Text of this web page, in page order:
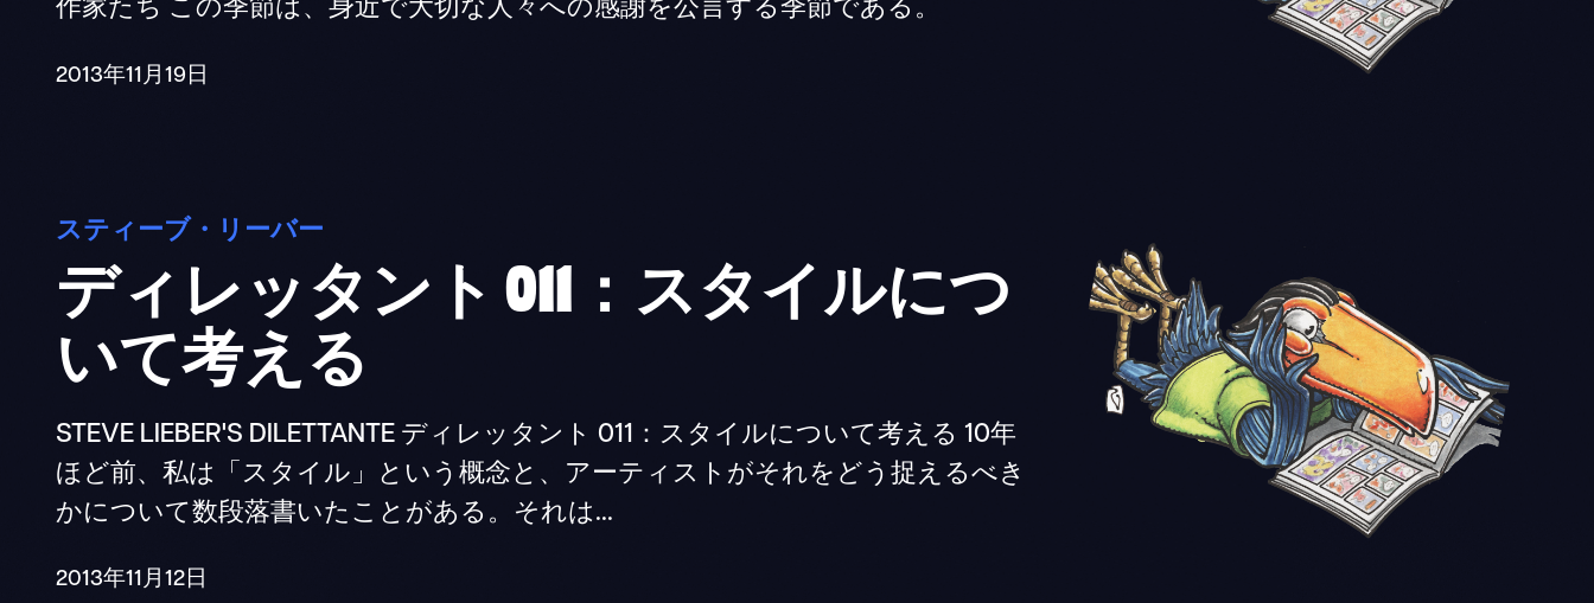
作家たち この季節は、身近で大切な人々への感謝を公言する季節である。
2013年11月19日
スティーブ・リーバー
ディレッタント 011：スタイルにつ
いて考える
STEVE LIEBER'S DILETTANTE ディレッタント 011：スタイルについて考える 10年
ほど前、私は「スタイル」という概念と、アーティストがそれをどう捉えるべき
かについて数段落書いたことがある。それは...
2013年11月12日